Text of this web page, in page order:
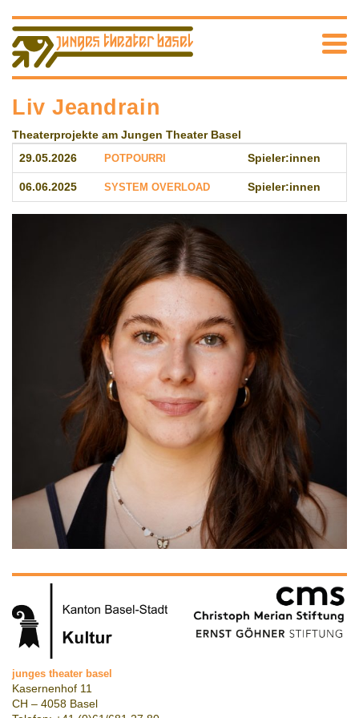
Liv Jeandrain
Theaterprojekte am Jungen Theater Basel
29.05.2026 POTPOURRI Spieler:innen
06.06.2025 SYSTEM OVERLOAD Spieler:innen
junges theater basel
Kasernenhof 11
CH – 4058 Basel